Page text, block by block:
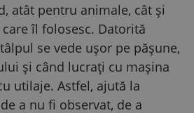
atât pentru animale, cât și
îl folosesc. Datorită
se vede ușor pe pășune,
și când lucrați cu mașina
utilaje. Astfel, ajută la
a nu fi observat, de a